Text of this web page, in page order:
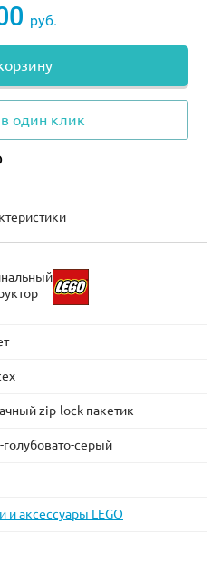
руб.
в один клик
zip-lock пакетик
голубовато-серый
и аксессуары LEGO